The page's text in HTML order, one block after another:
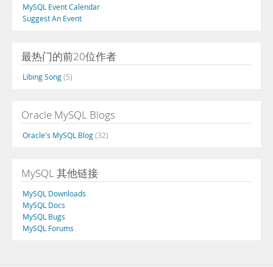
MySQL Event Calendar
Suggest An Event
最热门的前20位作者
Libing Song(5)
Oracle MySQL Blogs
Oracle's MySQL Blog(32)
MySQL 其他链接
MySQL Downloads
MySQL Docs
MySQL Bugs
MySQL Forums